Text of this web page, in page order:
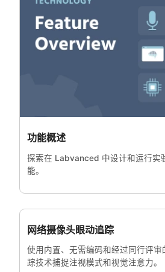
功能概述
探索在 Labvanced 中设计和运行实
能。
网络摄像头眼动追踪
使用内置、无需编码和经过同行评审
踪技术捕捉注视模式和视觉注意力。